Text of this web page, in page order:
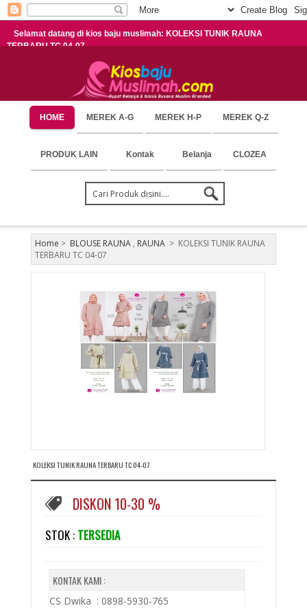
Selamat datang di kios baju muslimah: KOLEKSI TUNIK RAUNA
TERBARU TC 04-07
HOME MEREK A-G MEREK H-P MEREK Q-Z
PRODUK LAIN Kontak Belanja CLOZEA
Home > BLOUSE RAUNA, RAUNA > KOLEKSI TUNIK RAUNA
TERBARU TC 04-07
KOLEKSI TUNIK RAUNA TERBARU TC 04-07
DISKON 10-30 %
STOK : TERSEDIA
KONTAK KAMI :
CS Dwika : 0898-5930-765